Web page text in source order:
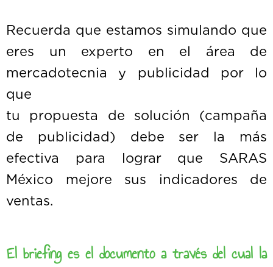
Recuerda que estamos simulando que
eres un experto en el área de
mercadotecnia y publicidad por lo
tu propuesta de solución (campaña
de publicidad) debe ser la más
efectiva para lograr que SARAS
México mejore sus indicadores de
ventas.
El briefing es el documento a través del cual la